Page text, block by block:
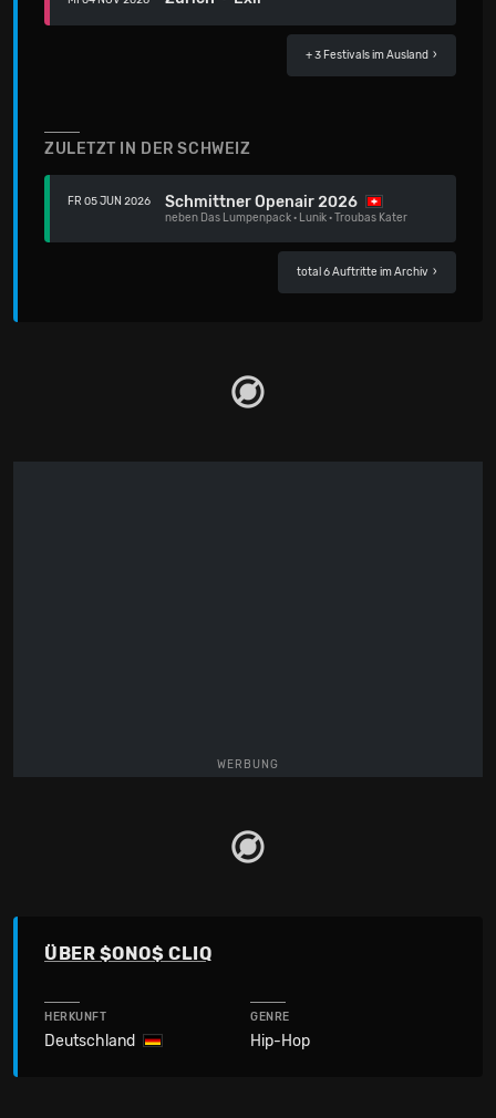
+ 3 Festivalsim Ausland ›
ZULETZT IN DER SCHWEIZ
FR 05 JUN 2026 Schmittner Openair 2026
neben Das Lumpenpack· Lunik·Troubas Kater
total 6 Auftritte im Archiv ›
WERBUNG
ÜBER $ONO$ CLIQ
HERKUNFT
Deutschland
GENRE
Hip-Hop